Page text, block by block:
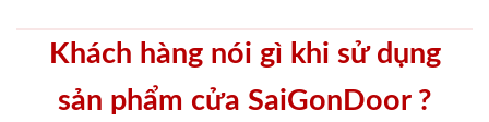
Khách hàng nói gì khi sử dụng
sản phẩm cửa SaiGonDoor ?